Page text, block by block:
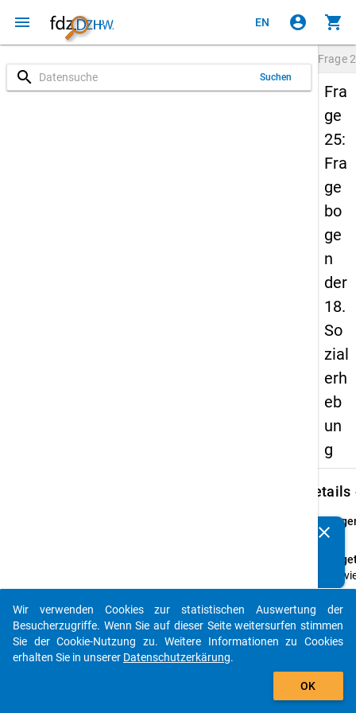
menu EN account_circle shopping_cart
search Suchen
Frage
Fra
ge
25:
Fra
ge
bo
ge
n
der
18.
So
zial
erh
eb
un
g
Details
25
Wie
Ihnen
clear
auto_stories
add_shopping_cart
Wir verwenden Cookies zur statistischen Auswertung der
Besucherzugriffe. Wenn Sie auf dieser Seite weitersurfen stimmen
Sie der Cookie-Nutzung zu. Weitere Informationen zu Cookies
erhalten Sie in unserer Datenschutzerkärung.
OK